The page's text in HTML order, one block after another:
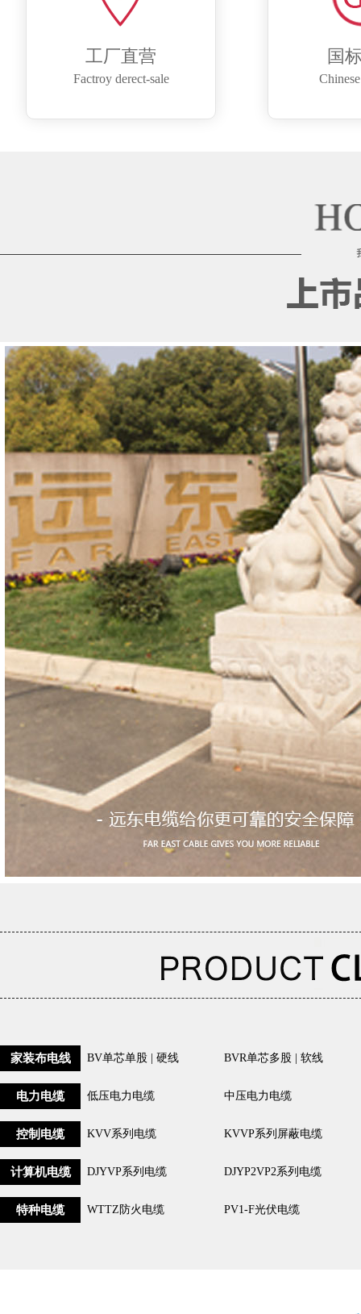
工厂直营
Factroy derect-sale
国
家装布电线 BV单芯单股 | 硬线 BVR单芯多股 | 软线
电力电缆 低压电力电缆 中压电力电缆
控制电缆 KVV系列电缆 KVVP系列屏蔽电缆
计算机电缆 DJYVP系列电缆 DJYP2VP2系列电缆
特种电缆 WTTZ防火电缆 PV1-F光伏电缆